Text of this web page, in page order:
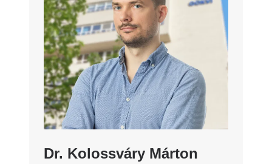
Dr. Kolossváry Márton